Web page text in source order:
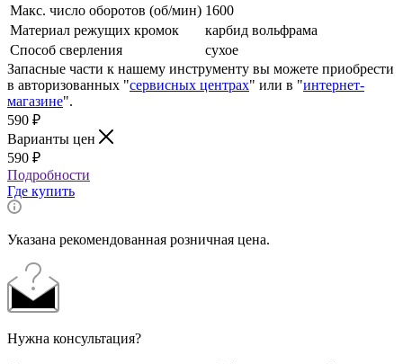
Макс. число оборотов (об/мин) 1600
Материал режущих кромок
карбид вольфрама
Способ сверления
сухое
Запасные части к нашему инструменту вы можете приобрести
в авторизованных "сервисных центрах" или в "интернет-
магазине".
590 ₽
Варианты цен
590 ₽
Подробности
Где купить
Указана рекомендованная розничная цена.
Нужна консультация?